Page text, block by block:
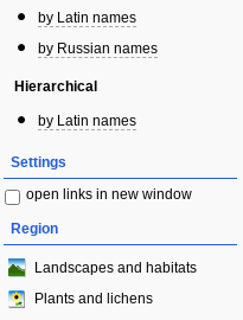
by Latin names
by Russian names
Hierarchical
by Latin names
Settings
open links in new window
Region
Landscapes and habitats
Plants and lichens